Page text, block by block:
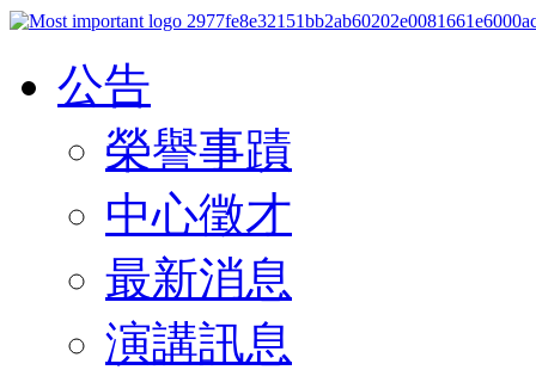
公告
榮譽事蹟
中心徵才
最新消息
演講訊息